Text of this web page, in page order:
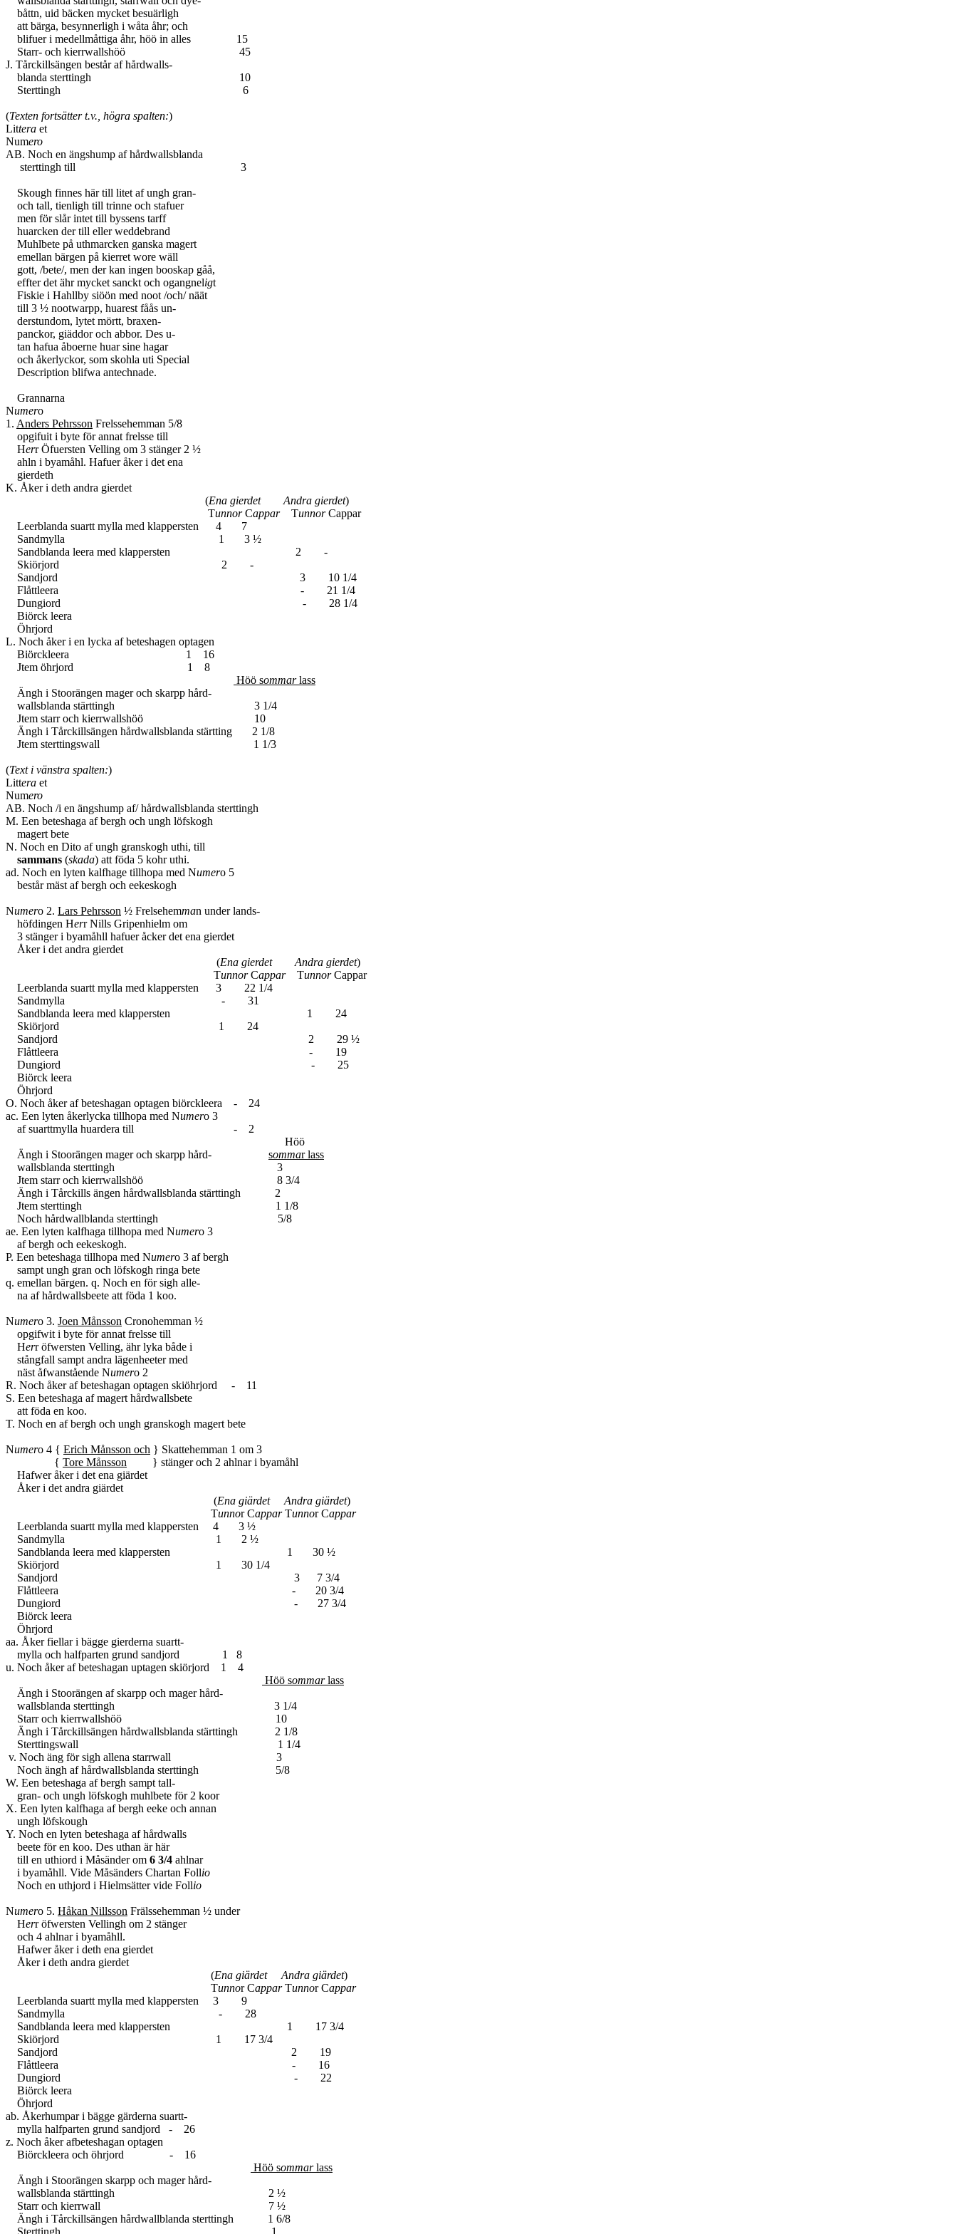
båttn, uid bäcken mycket besuärligh
att bärga, besynnerligh i wåta åhr; och
blifuer i medellmåttiga åhr, höö in alles 15
Starr- och kierrwallshöö 45
J. Tårckillsängen består af hårdwalls-
blanda sterttingh 10
Sterttingh 6
(Texten fortsätter t.v., högra spalten:)
Littera et
Numero
AB. Noch en ängshump af hårdwallsblanda
sterttingh till 3
Skough finnes här till litet af ungh gran-
och tall, tienligh till trinne och stafuer
men för slår intet till byssens tarff
huarcken der till eller weddebrand
Muhlbete på uthmarcken ganska magert
emellan bärgen på kierret wore wäll
gott, /bete/, men der kan ingen booskap gåå,
effter det ähr mycket sanckt och ogangneligt
Fiskie i Hahllby siöön med noot /och/ näät
till 3 ½ nootwarpp, huarest fåås un-
derstundom, lytet mörtt, braxen-
panckor, giäddor och abbor. Des u-
tan hafua åboerne huar sine hagar
och åkerlyckor, som skohla uti Special
Description blifwa antechnade.
Grannarna
Numero
1. Anders Pehrsson Frelssehemman 5/8
opgifuit i byte för annat frelsse till
Herr Öfuersten Velling om 3 stänger 2 ½
ahln i byamåhl. Hafuer åker i det ena
gierdeth
K. Åker i deth andra gierdet
(Ena gierdet Andra gierdet)
TunnorCapparTunnorCappar
Leerblanda suartt mylla med klappersten 4 7
Sandmylla 1 3 ½
Sandblanda leera med klappersten 2 -
Skiörjord 2 -
Sandjord 3 10 1/4
Flåttleera - 21 1/4
Dungiord - 28 1/4
Biörck leera
Öhrjord
L. Noch åker i en lycka af beteshagen optagen
Biörckleera 1 16
Jtem öhrjord 1 8
Höö sommarlass
Ängh i Stoorängen mager och skarpp hård-
wallsblanda stärttingh 3 1/4
Jtem starr och kierrwallshöö 10
Ängh i Tårckillsängen hårdwallsblanda stärtting 2 1/8
Jtem sterttingswall 1 1/3
(Text i vänstra spalten:)
Littera et
Numero
AB. Noch /i en ängshump af/ hårdwallsblanda sterttingh
M. Een beteshaga af bergh och ungh löfskogh
magert bete
N. Noch en Dito af ungh granskogh uthi, till
sammans (skada) att föda 5 kohr uthi.
ad. Noch en lyten kalfhage tillhopa med Numero 5
består mäst af bergh och eekeskogh
Numero 2. Lars Pehrsson ½ Frelsehemman under lands-
höfdingen Herr Nills Gripenhielm om
3 stänger i byamåhll hafuer åcker det ena gierdet
Åker i det andra gierdet
(Ena gierdet Andra gierdet)
TunnorCapparTunnorCappar
Leerblanda suartt mylla med klappersten 3 22 1/4
Sandmylla - 31
Sandblanda leera med klappersten 1 24
Skiörjord 1 24
Sandjord 2 29 ½
Flåttleera - 19
Dungiord - 25
Biörck leera
Öhrjord
O. Noch åker af beteshagan optagen biörckleera - 24
ac. Een lyten åkerlycka tillhopa med Numero 3
af suarttmylla huardera till - 2
Höö
Ängh i Stoorängen mager och skarpp hård- sommar lass
wallsblanda sterttingh 3
Jtem starr och kierrwallshöö 8 3/4
Ängh i Tårckills ängen hårdwallsblanda stärttingh 2
Jtem sterttingh 1 1/8
Noch hårdwallblanda sterttingh 5/8
ae. Een lyten kalfhaga tillhopa med Numero 3
af bergh och eekeskogh.
P. Een beteshaga tillhopa med Numero 3 af bergh
sampt ungh gran och löfskogh ringa bete
q. emellan bärgen. q. Noch en för sigh alle-
na af hårdwallsbeete att föda 1 koo.
Numero 3. Joen Månsson Cronohemman ½
opgifwit i byte för annat frelsse till
Herr öfwersten Velling, ähr lyka både i
stångfall sampt andra lägenheeter med
näst åfwanstående Numero 2
R. Noch åker af beteshagan optagen skiöhrjord - 11
S. Een beteshaga af magert hårdwallsbete
att föda en koo.
T. Noch en af bergh och ungh granskogh magert bete
Numero 4 { Erich Månsson och } Skattehemman 1 om 3
{ Tore Månsson } stänger och 2 ahlnar i byamåhl
Hafwer åker i det ena giärdet
Åker i det andra giärdet
(Ena giärdet Andra giärdet)
Tunnor CapparTunnor Cappar
Leerblanda suartt mylla med klappersten 4 3 ½
Sandmylla 1 2 ½
Sandblanda leera med klappersten 1 30 ½
Skiörjord 1 30 1/4
Sandjord 3 7 3/4
Flåttleera - 20 3/4
Dungiord - 27 3/4
Biörck leera
Öhrjord
aa. Åker fiellar i bägge gierderna suartt-
mylla och halfparten grund sandjord 1 8
u. Noch åker af beteshagan uptagen skiörjord 1 4
Höö sommarlass
Ängh i Stoorängen af skarpp och mager hård-
wallsblanda sterttingh 3 1/4
Starr och kierrwallshöö 10
Ängh i Tårckillsängen hårdwallsblanda stärttingh 2 1/8
Sterttingswall 1 1/4
v. Noch äng för sigh allena starrwall 3
Noch ängh af hårdwallsblanda sterttingh 5/8
W. Een beteshaga af bergh sampt tall-
gran- och ungh löfskogh muhlbete för 2 koor
X. Een lyten kalfhaga af bergh eeke och annan
ungh löfskough
Y. Noch en lyten beteshaga af hårdwalls
beete för en koo. Des uthan är här
till en uthiord i Måsänder om 6 3/4 ahlnar
i byamåhll. Vide Måsänders Chartan Follio
Noch en uthjord i Hielmsätter vide Follio
Numero 5. Håkan Nillsson Frälssehemman ½ under
Herr öfwersten Vellingh om 2 stänger
och 4 ahlnar i byamåhll.
Hafwer åker i deth ena gierdet
Åker i deth andra gierdet
(Ena giärdet Andra giärdet)
Tunnor CapparTunnor Cappar
Leerblanda suartt mylla med klappersten 3 9
Sandmylla - 28
Sandblanda leera med klappersten 1 17 3/4
Skiörjord 1 17 3/4
Sandjord 2 19
Flåttleera - 16
Dungiord - 22
Biörck leera
Öhrjord
ab. Åkerhumpar i bägge gärderna suartt-
mylla halfparten grund sandjord - 26
z. Noch åker afbeteshagan optagen
Biörckleera och öhrjord - 16
Höö sommarlass
Ängh i Stoorängen skarpp och mager hård-
wallsblanda stärttingh 2 ½
Starr och kierrwall 7 ½
Ängh i Tårckillsängen hårdwallblanda sterttingh 1 6/8
Sterttingh 1